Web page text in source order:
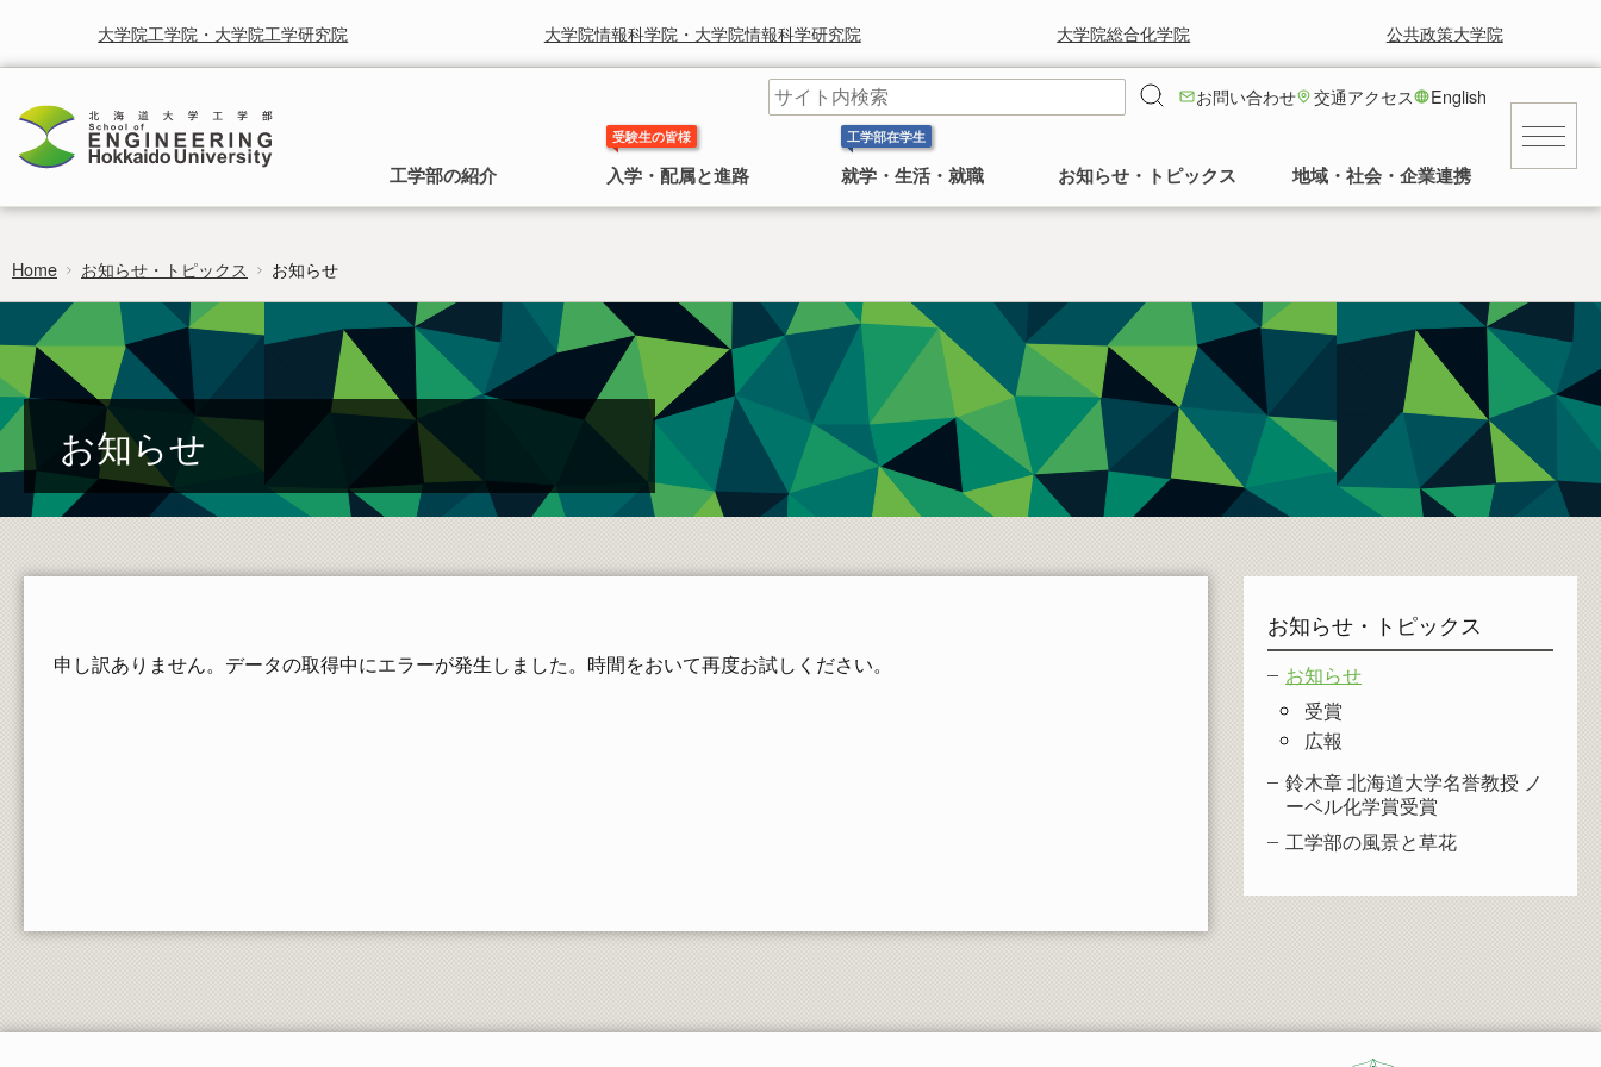
大学院工学院・大学院工学研究院 大学院情報科学院・大学院情報科学研究院 大学院総合化学院 公共政策大学院
お問い合わせ 交通アクセス English
工学部の紹介
工学部の理念
北海道大学工学部は，人類の生活をより快適に，より豊かに
することを使命として取り組まれるべき学問としての工学を
通じて社会に貢献することを基本理念としています。
工学部長より皆様へのごあいさつ
交通アクセス
建物
ポリシー・取組・評価 概要 発行誌
教員一覧
受験生の皆様
入学・配属と進路
入学から卒業までのご案内
入試の種類と募集方法，入学後の所属と工
学部への移行，卒業後の進路についてご案
内します。
フロンティア入試
編入学・学士入学募集要項
非正規生出願要項
工学部には 応用理工系学科，情報エレクトロニクス学科，
機械知能工学科，環境社会工学科 の4学科 があります。
景気に左右されず安定した就職率の高さを
誇っています。
工学部在学生
就学・生活・就職
就学と授業に関する情報
時間割
行事予定
カリキュラムマップ
卒業論文
日本学生支援機構(旧 日本育英会)奨学金のお知ら
せ
民間奨学金のお知らせ
求人等情報
民間
公務員・団体
証明書のご請求・発行
郵送依頼される方、卒業・修了された方の請求
工学研究院図書館
お知らせ・トピックス
お知らせ
受賞
広報
ーベル化学賞受賞
2010年にノーベル化学賞を受賞した鈴
木章名誉教授の特集
工学部正面玄関前の中庭の様子など。多く
の卒業生に植樹していただいてます。
地域・社会・企業連携
研究・産学連携
北海道大学研究シーズ集
研究者総覧システム
researchmap
工学院・工学研究院
情報科学院・情報科学研究院
総合化学院
公共政策大学院
Home お知らせ・トピックス お知らせ
お知らせ
申し訳ありません。データの取得中にエラーが発生しました。時間をおいて再度お試しください。
お知らせ・トピックス
お知らせ
受賞
広報
鈴木章 北海道大学名誉教授 ノ
ーベル化学賞受賞
工学部の風景と草花